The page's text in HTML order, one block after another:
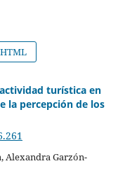
HTML
turística en
la percepción de los
Alexandra Garzón-